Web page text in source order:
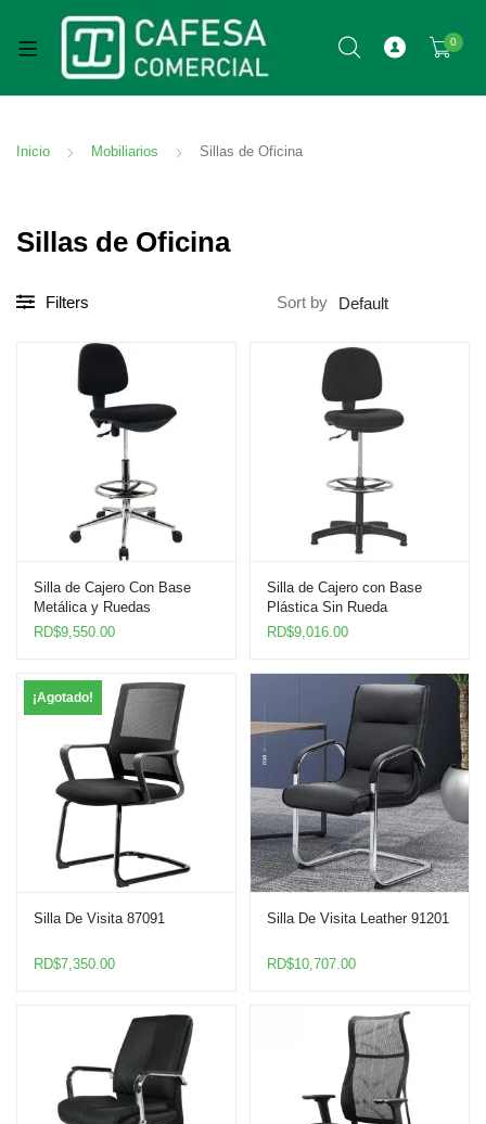
0
Inicio Mobiliarios Sillas de Oficina
Sillas de Oficina
Filters Sort by
Silla de Cajero Con Base
Metálica y Ruedas
RD$9,550.00
Silla de Cajero con Base
Plástica Sin Rueda
RD$9,016.00
¡Agotado!
Silla De Visita 87091
RD$7,350.00
Silla De Visita Leather 91201
RD$10,707.00